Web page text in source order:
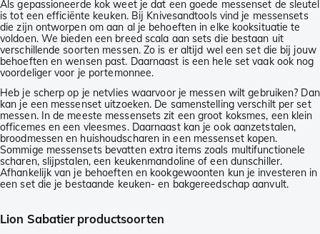
Als gepassioneerde kok weet je dat een goede messenset de sleutel
is tot een efficiënte keuken. Bij Knivesandtools vind je messensets
die zijn ontworpen om aan al je behoeften in elke kooksituatie te
voldoen. We bieden een breed scala aan sets die bestaan uit
verschillende soorten messen. Zo is er altijd wel een set die bij jouw
behoeften en wensen past. Daarnaast is een hele set vaak ook nog
voordeliger voor je portemonnee.
Heb je scherp op je netvlies waarvoor je messen wilt gebruiken? Dan
kan je een messenset uitzoeken. De samenstelling verschilt per set
messen. In de meeste messensets zit een groot koksmes, een klein
officemes en een vleesmes. Daarnaast kan je ook aanzetstalen,
broodmessen en huishoudscharen in een messenset kopen.
Sommige messensets bevatten extra items zoals multifunctionele
scharen, slijpstalen, een keukenmandoline of een dunschiller.
Afhankelijk van je behoeften en kookgewoonten kun je investeren in
een set die je bestaande keuken- en bakgereedschap aanvult.
Lion Sabatier productsoorten